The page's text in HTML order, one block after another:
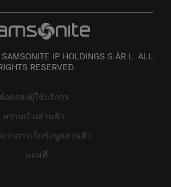
IP HOLDINGS S.ÀR.L. ALL
RESERVED.
ข้อตกลงผู้ใช้บริการ
ความเป็นส่วนตัว
ว่าการเก็บข้อมูลส่วนตัว
แผนที่